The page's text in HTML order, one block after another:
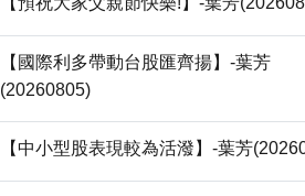
【國際利多帶動台股匯齊揚】-葉芳
(20260805)
【中小型股表現較為活潑】-葉芳